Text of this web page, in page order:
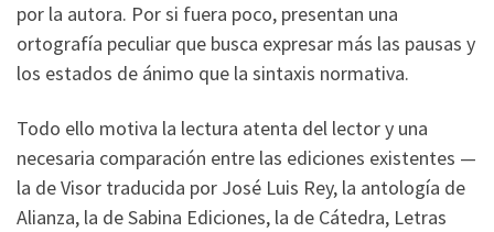
por la autora. Por si fuera poco, presentan una
ortografía peculiar que busca expresar más las pausas y
los estados de ánimo que la sintaxis normativa.
Todo ello motiva la lectura atenta del lector y una
necesaria comparación entre las ediciones existentes —
la de Visor traducida por José Luis Rey, la antología de
Alianza, la de Sabina Ediciones, la de Cátedra, Letras